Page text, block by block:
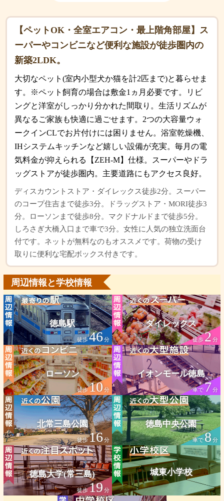
【ペットOK・全室エアコン・最上階角部屋】ス
ーパーやコンビニなど便利な施設が徒歩圏内の
新築2LDK。
大切なペット(室内小型犬か猫を計2匹まで)と暮らせま
す。※ペット飼育の場合は敷金1ヵ月必要です。リビ
ングと洋室がしっかり分かれた間取り。生活リズムが
異なるご家族も快適に過ごせます。2つの大容量ウォ
ークインCLでお片付けには困りません。浴室乾燥機、
IHシステムキッチンなど嬉しい設備が充実。毎月の電
気料金が抑えられる【ZEH-M】仕様。スーパーやドラ
ッグストアが徒歩圏内。主要道路にもアクセス良好。
ディスカウントストア・ダイレックス徒歩2分。スーパー
のコープ住吉まで徒歩3分。ドラッグストア・MORI徒歩3
分。ローソンまで徒歩8分。マクドナルドまで徒歩5分。
しろさぎ大橋入口まで車で3分。女性に人気の独立洗面台
付です。ネットが無料なのもオススメです。荷物の受け
取りに便利な宅配ボックス付きです。
周辺情報と学校情報
徳島駅
徒歩46分
ダイレックス
徒歩2分
ローソン
徒歩10分
イオンモール徳島
車で7分
北常三島公園
徒歩16分
徳島中央公園
車で8 分
徳島大学(常三島)
徒歩19分
城東小学校